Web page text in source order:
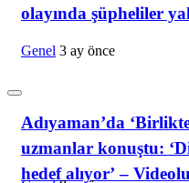
olayında şüpheliler
Genel 3 ay önce
Adıyaman’da
uzmanlar konuştu:
hedef alıyor’ –